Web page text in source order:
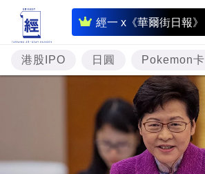
經一 x《華爾街日報》
即
時
財
經
題
投
資
港股IPO 日圓 Pokemon卡